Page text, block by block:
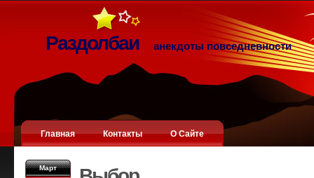
Раздолбаи анекдоты повседневности
Главная Контакты О Сайте
Март